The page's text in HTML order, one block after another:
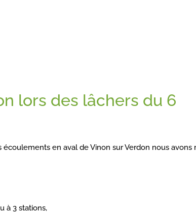
lors des lâchers du 6
en aval de Vinon sur Verdon nous avons
à 3 stations,